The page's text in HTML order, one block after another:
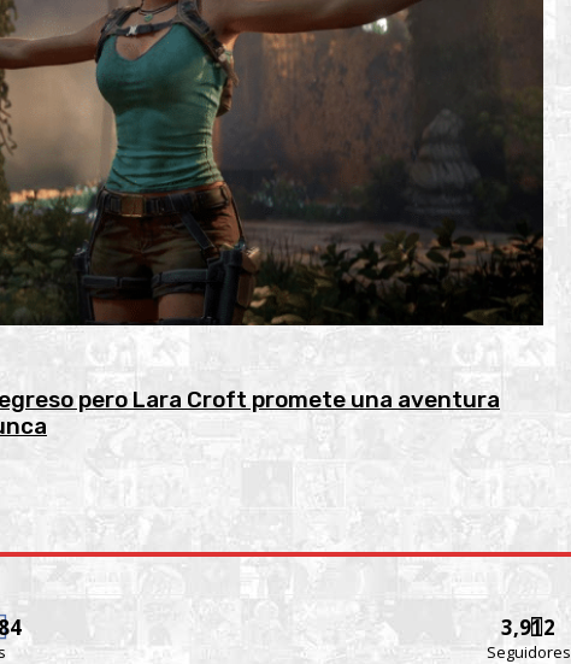
pero Lara Croft promete una aventura
3,912
Seguidores